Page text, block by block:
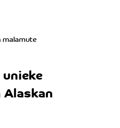
Alaskan